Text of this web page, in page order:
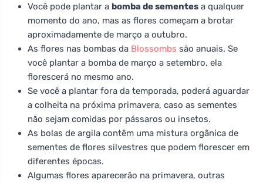
Você pode plantar a bomba de sementes a qualquer
momento do ano, mas as flores começam a brotar
aproximadamente de março a outubro.
As flores nas bombas da Blossombs são anuais. Se
você plantar a bomba de março a setembro, ela
florescerá no mesmo ano.
Se você a plantar fora da temporada, poderá aguardar
a colheita na próxima primavera, caso as sementes
não sejam comidas por pássaros ou insetos.
As bolas de argila contêm uma mistura orgânica de
sementes de flores silvestres que podem florescer em
diferentes épocas.
Algumas flores aparecerão na primavera, outras